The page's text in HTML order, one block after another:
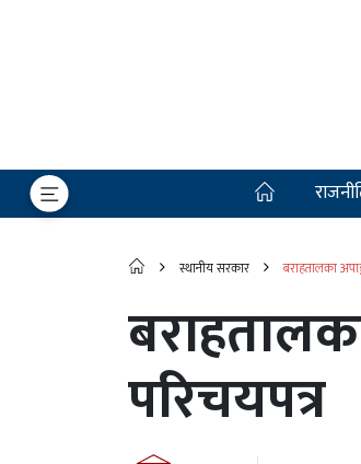
स्थानीय सरकार बराहतालका
परिचयपत्र